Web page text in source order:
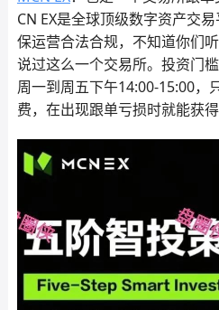
CN EX是全球顶级数字资产交
保运营合法合规，不知道你们
说过这么一个交易所。投资门
周一到周五下午14:00-15:00，
费，在出现跟单亏损时就能获得